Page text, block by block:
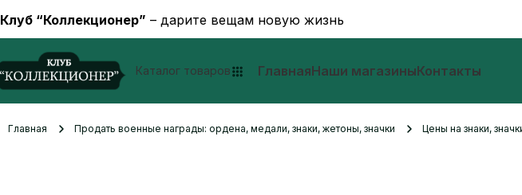
Клуб “Коллекционер” – дарите вещам новую жизнь
Каталог товаров ГлавнаяНаши магазиныКонтакты
Главная Продать военные награды: ордена, медали, знаки, жетоны, значки Цены на знаки,